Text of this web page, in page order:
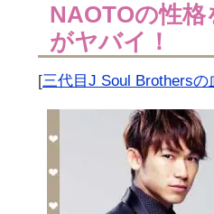
NAOTOの性格
がヤバイ！
[三代目J Soul Brothersの